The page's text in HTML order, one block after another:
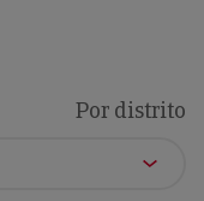
Por distrito